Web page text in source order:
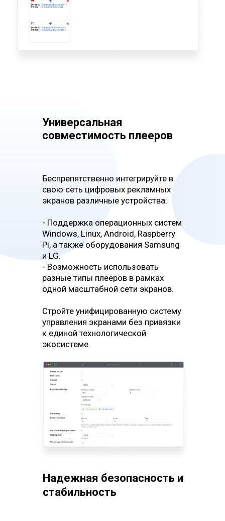
Универсальная
совместимость плееров
Беспрепятственно интегрируйте в
свою сеть цифровых рекламных
экранов различные устройства:
- Поддержка операционных систем
Windows, Linux, Android, Raspberry
Pi, а также оборудования Samsung
и LG.
- Возможность использовать
разные типы плееров в рамках
одной масштабной сети экранов.
Стройте унифицированную систему
управления экранами без привязки
к единой технологической
экосистеме.
Надежная безопасность и
стабильность
Облачное решение
Коробочное решение
Получите абсолютную
независимость от третьих
Относительно высокие
несколько лет. Экономия на
покупке новых версий CS.
Сэкономьте на развертывании
серверной инфраструктуры,
обслуживании оборудования и
персонале.
Никаких значительных
инвестиций на начальном
этапе.